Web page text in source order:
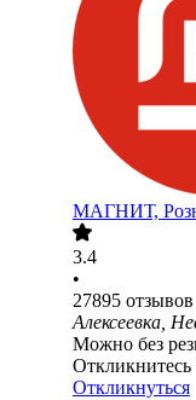
МАГНИТ,
3.4
•
27895 отзывов
Алексеевка,
Можно без
Откликнуться